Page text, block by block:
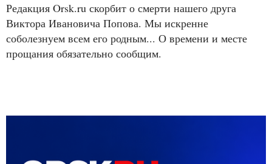
Редакция Orsk.ru скорбит о смерти нашего друга
Виктора Ивановича Попова. Мы искренне
соболезнуем всем его родным... О времени и месте
прощания обязательно сообщим.